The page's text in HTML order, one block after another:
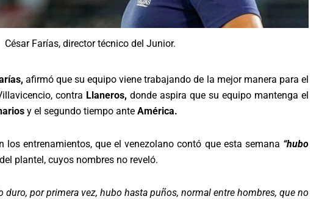
César Farías, director técnico del Junior.
afirmó que su equipo viene trabajando de la mejor manera para el
contra Llaneros, donde aspira que su equipo mantenga el
y el segundo tiempo ante América.
los entrenamientos, que el venezolano contó que esta semana “hubo
plantel, cuyos nombres no reveló.
duro, por primera vez, hubo hasta puños, normal entre hombres, que no